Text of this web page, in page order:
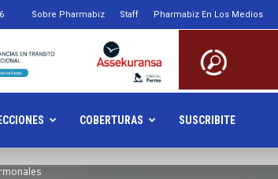
Sobre Pharmabiz Staff Pharmabiz En Los Medios
COBERTURAS SUSCRIBITE